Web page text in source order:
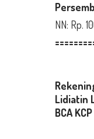
NN: Rp.
Lidiatin
BCA